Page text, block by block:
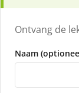
Ontvang de
Naam